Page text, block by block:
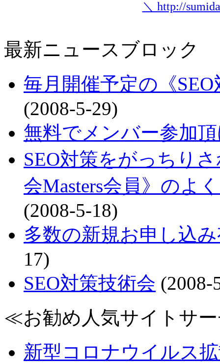
＼ http://
最新ニュースブロック
毎月開催予定の《
(2008-5-29)
無料でメンバー参加
SEO対策をがっちり
会Masters会員》のよ
(2008-5-18)
多数の新規お申し込
17)
SEO対策技術会 (2008-
≪お勧め人気サイトサ
新型コロナウイルス